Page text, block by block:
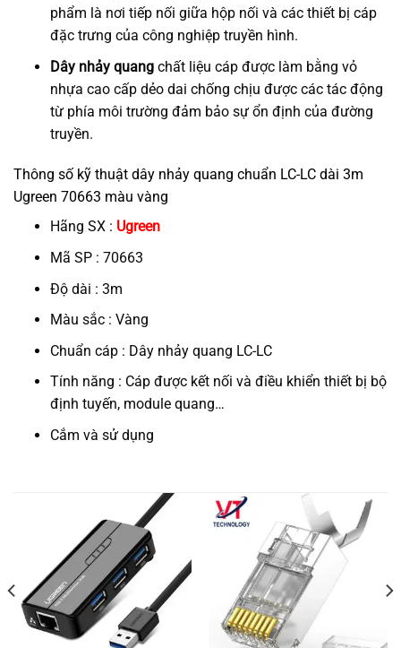
phẩm là nơi tiếp nối giữa hộp nối và các thiết bị cáp
đặc trưng của công nghiệp truyền hình.
Dây nhảy quangchất liệu cáp được làm bằng vỏ
nhựa cao cấp dẻo dai chống chịu được các tác động
từ phía môi trường đảm bảo sự ổn định của đường
truyền.
Thông số kỹ thuật dây nhảy quang chuẩn LC-LC dài 3m
Ugreen 70663 màu vàng
Hãng SX : Ugreen
Mã SP : 70663
Độ dài : 3m
Màu sắc : Vàng
Chuẩn cáp : Dây nhảy quang LC-LC
Tính năng : Cáp được kết nối và điều khiển thiết bị bộ
định tuyến, module quang…
Cắm và sử dụng